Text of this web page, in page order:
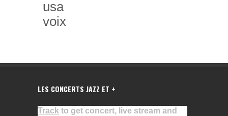
usa
voix
LES CONCERTS JAZZ ET +
Track to get concert, live stream and